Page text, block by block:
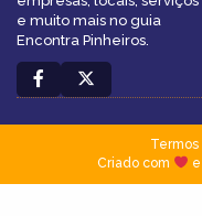
e muito mais no guia
Encontra Pinheiros.
Termos|
Criado com
e